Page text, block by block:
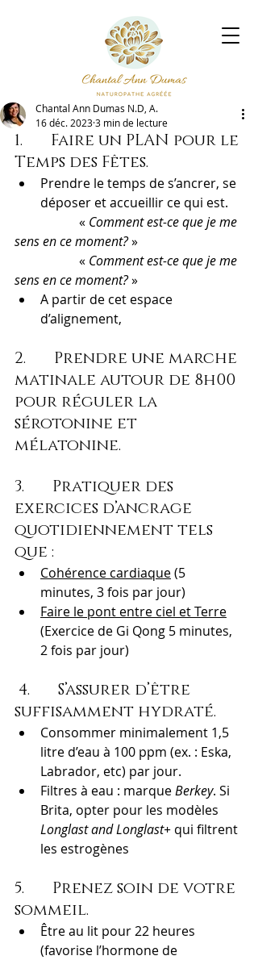
Chantal Ann Dumas N.D, A.
16 déc. 20233 min de lecture
1.       Faire un PLAN pour le
Temps des Fêtes.
Prendre le temps de s’ancrer, se
déposer et accueillir ce qui est.
		«
Comment est-ce que je me
sens en ce moment? »
		«
Comment est-ce que je me
sens en ce moment? »
A partir de cet espace
d’alignement,
2.       Prendre une marche
matinale autour de 8h00
pour réguler la
sérotonine et
mélatonine.
3.       Pratiquer des
exercices d’ancrage
quotidiennement tels
que :
Cohérence cardiaque (5
minutes, 3 fois par jour)
Faire le pont entre ciel et Terre
(Exercice de Gi Qong 5 minutes,
2 fois par jour)
4.       S’assurer d’être
suffisamment hydraté.
Consommer minimalement 1,5
litre d’eau à 100 ppm (ex. : Eska,
Labrador, etc) par jour.
Filtres à eau : marque Berkey. Si
Brita, opter pour les modèles
Longlast and Longlast+ qui filtrent
les estrogènes
5.       Prenez soin de votre
sommeil.
Être au lit pour 22 heures
(favorise l’hormone de